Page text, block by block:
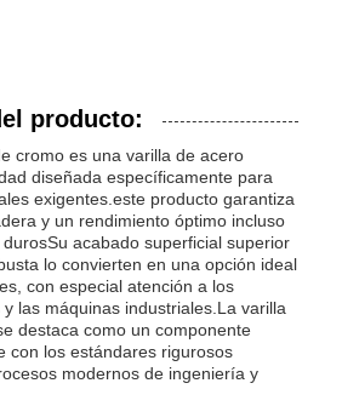
producto:
cromo es una varilla de acero
diseñada específicamente para
exigentes.este producto garantiza
y un rendimiento óptimo incluso
acabado superficial superior
lo convierten en una opción ideal
con especial atención a los
las máquinas industriales.La varilla
destaca como un componente
con los estándares rigurosos
modernos de ingeniería y